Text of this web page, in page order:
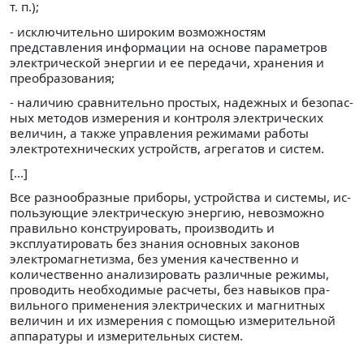
т. п.);
- исключительно широким возможностям
представления информации на основе параметров
электрической энергии и ее передачи, хранения и
преобразования;
- наличию сравнительно простых, надежных и безопас­
ных методов измерения и контроля электрических
вели­чин, а также управления режимами работы
электротехни­ческих устройств, агрегатов и систем.
[...]
Все разнообразные приборы, устройства и системы, ис­
пользующие электрическую энергию, невозможно
правиль­но конструировать, производить и
эксплуатировать без знания основных законов
электромагнетизма, без умения качественно и
количественно анализировать различные ре­жимы,
проводить необходимые расчеты, без навыков пра­
вильного применения электрических и магнитных
величин и их измерения с помощью измерительной
аппаратуры и измерительных систем.